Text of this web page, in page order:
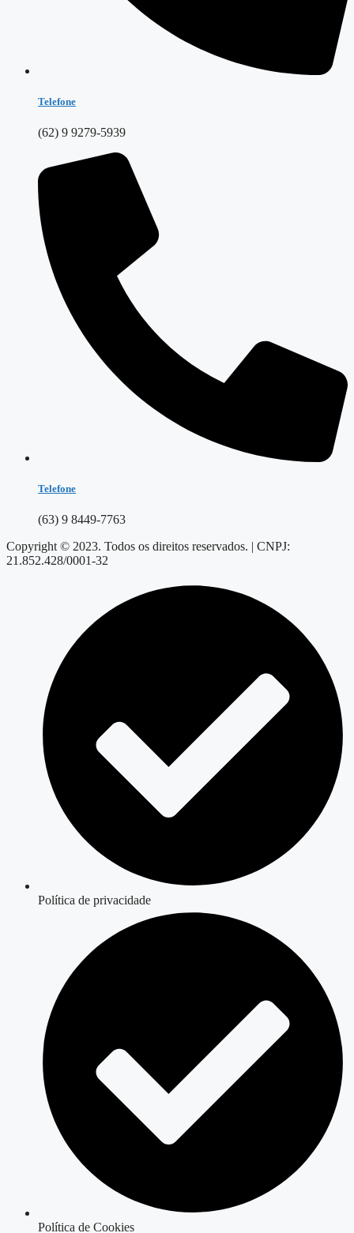
Telefone
(62) 9 9279-5939
Telefone
(63) 9 8449-7763
Copyright © 2023. Todos os direitos reservados. | CNPJ:
21.852.428/0001-32
Política de privacidade
Política de Cookies